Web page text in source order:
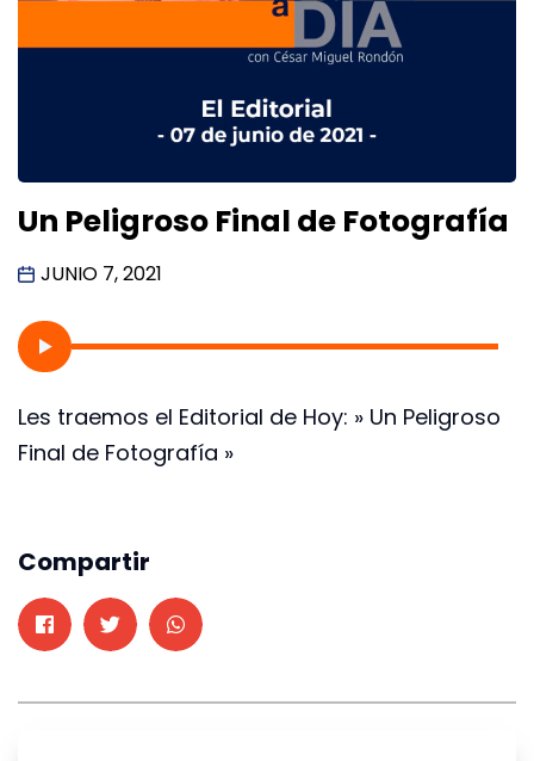
Un Peligroso Final de Fotografía
JUNIO 7, 2021
Les traemos el Editorial de Hoy: » Un Peligroso
Final de Fotografía »
Compartir